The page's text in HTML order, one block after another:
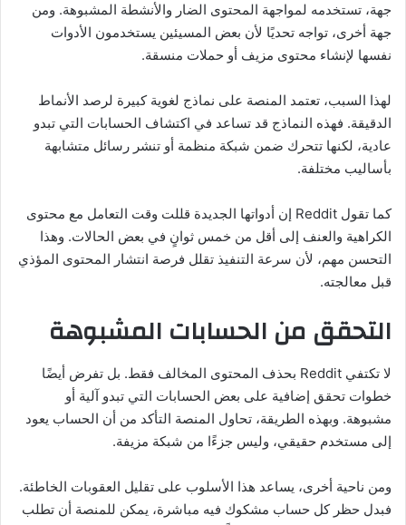
جهة، تستخدمه لمواجهة المحتوى الضار والأنشطة المشبوهة. ومن
جهة أخرى، تواجه تحديًا لأن بعض المسيئين يستخدمون الأدوات
نفسها لإنشاء محتوى مزيف أو حملات منسقة.
لهذا السبب، تعتمد المنصة على نماذج لغوية كبيرة لرصد الأنماط
الدقيقة. فهذه النماذج قد تساعد في اكتشاف الحسابات التي تبدو
عادية، لكنها تتحرك ضمن شبكة منظمة أو تنشر رسائل متشابهة
بأساليب مختلفة.
كما تقول Reddit إن أدواتها الجديدة قللت وقت التعامل مع محتوى
الكراهية والعنف إلى أقل من خمس ثوانٍ في بعض الحالات. وهذا
التحسن مهم، لأن سرعة التنفيذ تقلل فرصة انتشار المحتوى المؤذي
قبل معالجته.
التحقق من الحسابات المشبوهة
لا تكتفي Reddit بحذف المحتوى المخالف فقط. بل تفرض أيضًا
خطوات تحقق إضافية على بعض الحسابات التي تبدو آلية أو
مشبوهة. وبهذه الطريقة، تحاول المنصة التأكد من أن الحساب يعود
إلى مستخدم حقيقي، وليس جزءًا من شبكة مزيفة.
ومن ناحية أخرى، يساعد هذا الأسلوب على تقليل العقوبات الخاطئة.
فبدل حظر كل حساب مشكوك فيه مباشرة، يمكن للمنصة أن تطلب